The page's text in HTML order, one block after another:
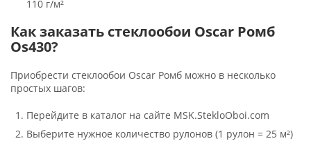
110 г/м²
Как заказать стеклообои Oscar Ромб
Os430?
Приобрести стеклообои Oscar Ромб можно в несколько
простых шагов:
Перейдите в каталог на сайте MSK.StekloOboi.com
Выберите нужное количество рулонов (1 рулон = 25 м²)